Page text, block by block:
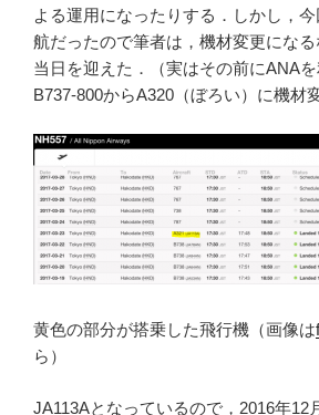
よる運用になったりする．しかし，
航だったので筆者は，機材変更にな
当日を迎えた．（実はその前にANA
B737-800からA320（ぼろい）に機材
黄色の部分が搭乗した飛行機（画像は
ら）
JA113Aとなっているので，2016年12